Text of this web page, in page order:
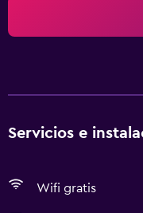
Servicios e
Wifi gratis